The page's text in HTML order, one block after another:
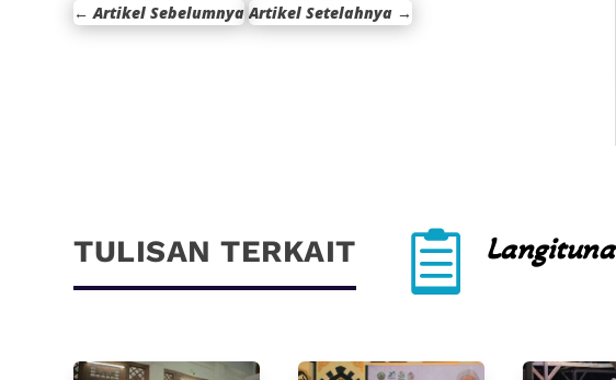
←Artikel Sebelumnya Artikel Setelahnya →
TULISAN TERKAIT  Langituna